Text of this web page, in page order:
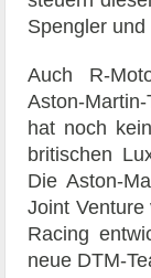
Spengler
Auch R-
Aston-
hat noch
britischen
Die Aston-
Joint Venture
Racing
neue DTM-